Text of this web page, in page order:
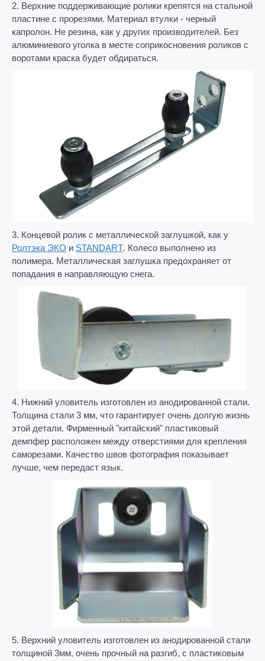
2. Верхние поддерживающие ролики крепятся на стальной
пластине с прорезями. Материал втулки - черный
капролон. Не резина, как у других производителей. Без
алюминиевого уголка в месте соприкосновения роликов с
воротами краска будет обдираться.
3. Концевой ролик с металлической заглушкой, как у
Ролтэка ЭКО и STANDART. Колесо выполнено из
полимера. Металлическая заглушка предохраняет от
попадания в направляющую снега.
4. Нижний уловитель изготовлен из анодированной стали.
Толщина стали 3 мм, что гарантирует очень долгую жизнь
этой детали. Фирменный "китайский" пластиковый
демпфер расположен между отверстиями для крепления
саморезами. Качество швов фотография показывает
лучше, чем передаст язык.
5. Верхний уловитель изготовлен из анодированной стали
толщиной 3мм, очень прочный на разгиб, с пластиковым